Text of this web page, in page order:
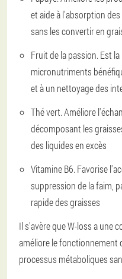
et aide à l'absorption
sans les convertir en
Fruit de la passion. Est
micronutriments
et à un nettoyage des
Thé vert. Améliore
décomposant les
des liquides en excès
Vitamine B6. Favorise
suppression de la faim,
rapide des graisses
Il s'avère que W-loss a une
améliore le fonctionnement
processus métaboliques